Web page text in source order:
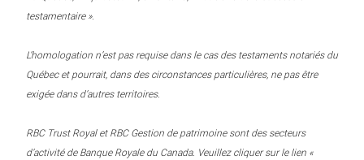
testamentaire ».
L’homologation n’est pas requise dans le cas des testaments notariés du
Québec et pourrait, dans des circonstances particulières, ne pas être
exigée dans d’autres territoires.
RBC Trust Royal et RBC Gestion de patrimoine sont des secteurs
d’activité de Banque Royale du Canada. Veuillez cliquer sur le lien «